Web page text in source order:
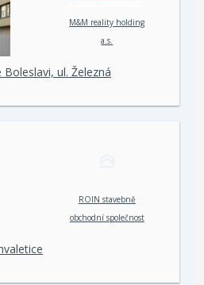
M&M reality holding
a.s.
ul. Železná
ROIN stavebně
obchodní společnost